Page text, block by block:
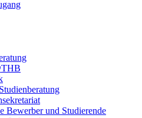
Bewerber und Studierende